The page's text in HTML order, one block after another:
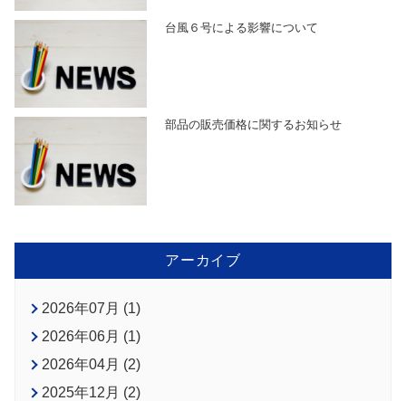
台風６号による影響について
部品の販売価格に関するお知らせ
アーカイブ
2026年07月 (1)
2026年06月 (1)
2026年04月 (2)
2025年12月 (2)